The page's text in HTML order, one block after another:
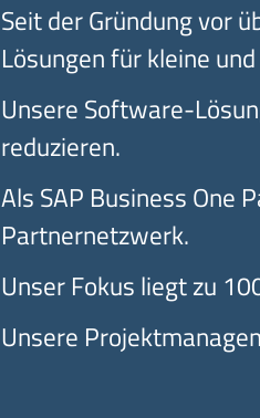
Seit der Gründung vor
Lösungen für kleine
Unsere Software-
reduzieren.
Als SAP Business One
Partnernetzwerk.
Unser Fokus liegt zu
Unsere